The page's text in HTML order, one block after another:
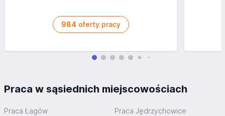
984 oferty pracy
Praca w sąsiednich miejscowościach
Praca Łagów Praca Jędrzychowice